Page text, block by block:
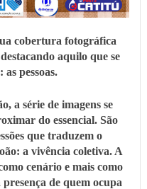
cobertura fotográfica
aquilo que se
pessoas.
a série de imagens se
do essencial. São
que traduzem o
a vivência coletiva. A
cenário e mais como
de quem ocupa